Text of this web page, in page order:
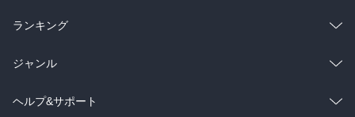
雑誌・グラビア
BL・TL
ラノベ
雑誌・グラビア
BL・TL
総合
ラノベ
雑誌・グラビア
ランキング
総合
ラノベ
ジャンル
コミック
ヘルプ&サポート